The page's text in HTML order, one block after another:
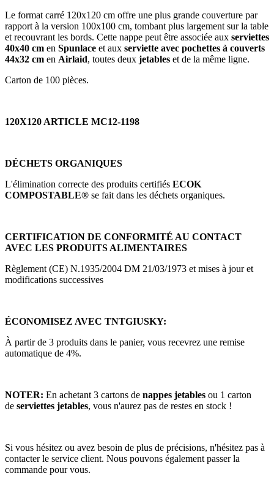
Le format carré 120x120 cm offre une plus grande couverture par
rapport à la version 100x100 cm, tombant plus largement sur la table
et recouvrant les bords. Cette nappe peut être associée aux serviettes
40x40 cm en Spunlace et aux serviette avec pochettes à couverts
44x32 cm en Airlaid, toutes deux jetables et de la même ligne.
Carton de 100 pièces.
120X120 ARTICLE MC12-1198
DÉCHETS ORGANIQUES
L'élimination correcte des produits certifiés ECOK
COMPOSTABLE® se fait dans les déchets organiques.
CERTIFICATION DE CONFORMITÉ AU CONTACT
AVEC LES PRODUITS ALIMENTAIRES
Règlement (CE) N.1935/2004 DM 21/03/1973 et mises à jour et
modifications successives
ÉCONOMISEZ AVEC TNTGIUSKY:
À partir de 3 produits dans le panier, vous recevrez une remise
automatique de 4%.
NOTER: En achetant 3 cartons de nappes jetables ou 1 carton
de serviettes jetables, vous n'aurez pas de restes en stock !
Si vous hésitez ou avez besoin de plus de précisions, n'hésitez pas à
contacter le service client. Nous pouvons également passer la
commande pour vous.